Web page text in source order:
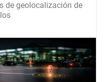
de geolocalización de